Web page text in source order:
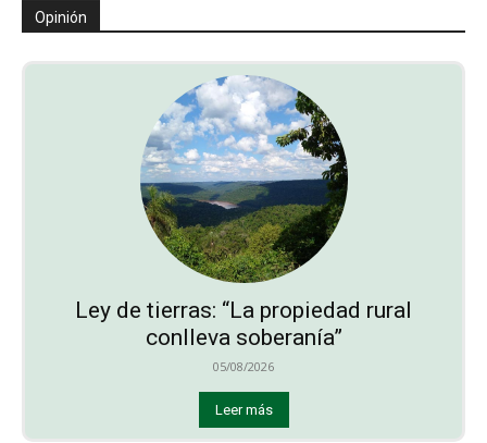
Opinión
Ley de tierras: “La propiedad rural
conlleva soberanía”
05/08/2026
Leer más